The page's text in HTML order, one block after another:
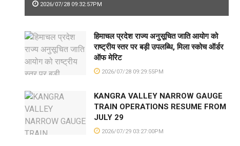
2026/07/28 09:32:57PM
हिमाचल प्रदेश राज्य अनुसूचित जाति आयोग को
राष्ट्रीय स्तर पर बड़ी उपलब्धि, मिला स्कोच ऑर्डर
ऑफ मेरिट
2026/07/28 09:29:55PM
KANGRA VALLEY NARROW GAUGE
TRAIN OPERATIONS RESUME FROM
JULY 29
2026/07/29 03:27:00PM